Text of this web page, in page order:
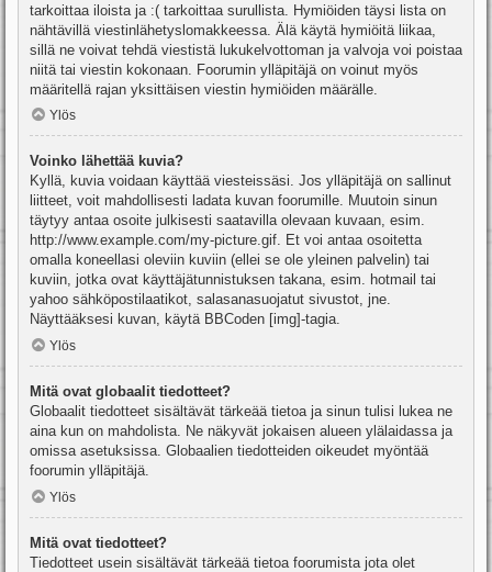
tarkoittaa iloista ja :( tarkoittaa surullista. Hymiöiden täysi lista on
nähtävillä viestinlähetyslomakkeessa. Älä käytä hymiöitä liikaa,
sillä ne voivat tehdä viestistä lukukelvottoman ja valvoja voi poistaa
niitä tai viestin kokonaan. Foorumin ylläpitäjä on voinut myös
määritellä rajan yksittäisen viestin hymiöiden määrälle.
Ylös
Voinko lähettää kuvia?
Kyllä, kuvia voidaan käyttää viesteissäsi. Jos ylläpitäjä on sallinut
liitteet, voit mahdollisesti ladata kuvan foorumille. Muutoin sinun
täytyy antaa osoite julkisesti saatavilla olevaan kuvaan, esim.
http://www.example.com/my-picture.gif. Et voi antaa osoitetta
omalla koneellasi oleviin kuviin (ellei se ole yleinen palvelin) tai
kuviin, jotka ovat käyttäjätunnistuksen takana, esim. hotmail tai
yahoo sähköpostilaatikot, salasanasuojatut sivustot, jne.
Näyttääksesi kuvan, käytä BBCoden [img]-tagia.
Ylös
Mitä ovat globaalit tiedotteet?
Globaalit tiedotteet sisältävät tärkeää tietoa ja sinun tulisi lukea ne
aina kun on mahdolista. Ne näkyvät jokaisen alueen ylälaidassa ja
omissa asetuksissa. Globaalien tiedotteiden oikeudet myöntää
foorumin ylläpitäjä.
Ylös
Mitä ovat tiedotteet?
Tiedotteet usein sisältävät tärkeää tietoa foorumista jota olet